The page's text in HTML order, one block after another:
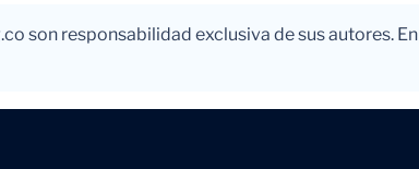
son responsabilidad exclusiva de sus autores. En